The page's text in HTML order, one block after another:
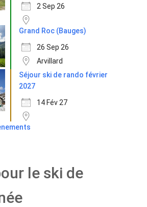
2 Sep 26
Grand Roc (Bauges)
26 Sep 26
Arvillard
Séjour ski de rando février
2027
14 Fév 27
le ski de